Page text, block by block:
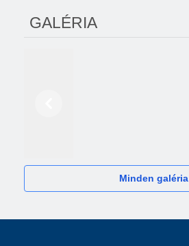
GALÉRIA
Minden galéria